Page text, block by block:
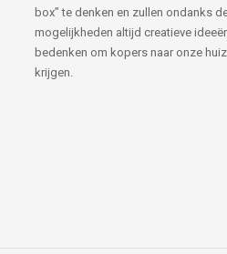
box” te denken en zullen ondanks
mogelijkheden altijd creatieve
bedenken om kopers naar onze
krijgen.